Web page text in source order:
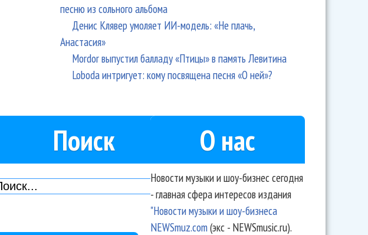
песню из сольного альбома
Денис Клявер умоляет ИИ-модель: «Не плачь,
Анастасия»
Mordor выпустил балладу «Птицы» в память Левитина
Loboda интригует: кому посвящена песня «О ней»?
Поиск О нас
Новости музыки и шоу-бизнес сегодня
- главная сфера интересов издания
"Новости музыки и шоу-бизнеса
NEWSmuz.com(экс - NEWSmusic.ru).